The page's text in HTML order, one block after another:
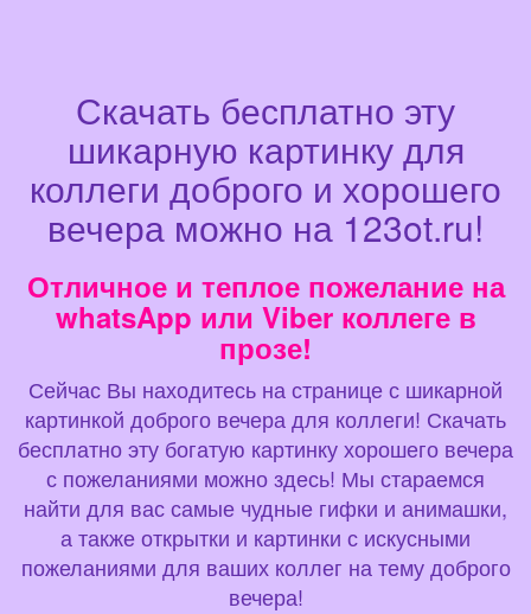
Скачать бесплатно эту
шикарную картинку для
коллеги доброго и хорошего
вечера можно на 123ot.ru!
Отличное и теплое пожелание на
whatsApp или Viber коллеге в
прозе!
Сейчас Вы находитесь на странице с шикарной
картинкой доброго вечера для коллеги! Скачать
бесплатно эту богатую картинку хорошего вечера
с пожеланиями можно здесь! Мы стараемся
найти для вас самые чудные гифки и анимашки,
а также открытки и картинки с искусными
пожеланиями для ваших коллег на тему доброго
вечера!